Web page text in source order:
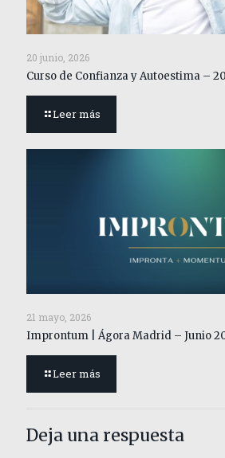
20 junio, 2026
Curso de Confianza y Autoestima –
Leer más
21 mayo, 2026
Improntum | Ágora Madrid – Junio
Leer más
Deja una respuesta